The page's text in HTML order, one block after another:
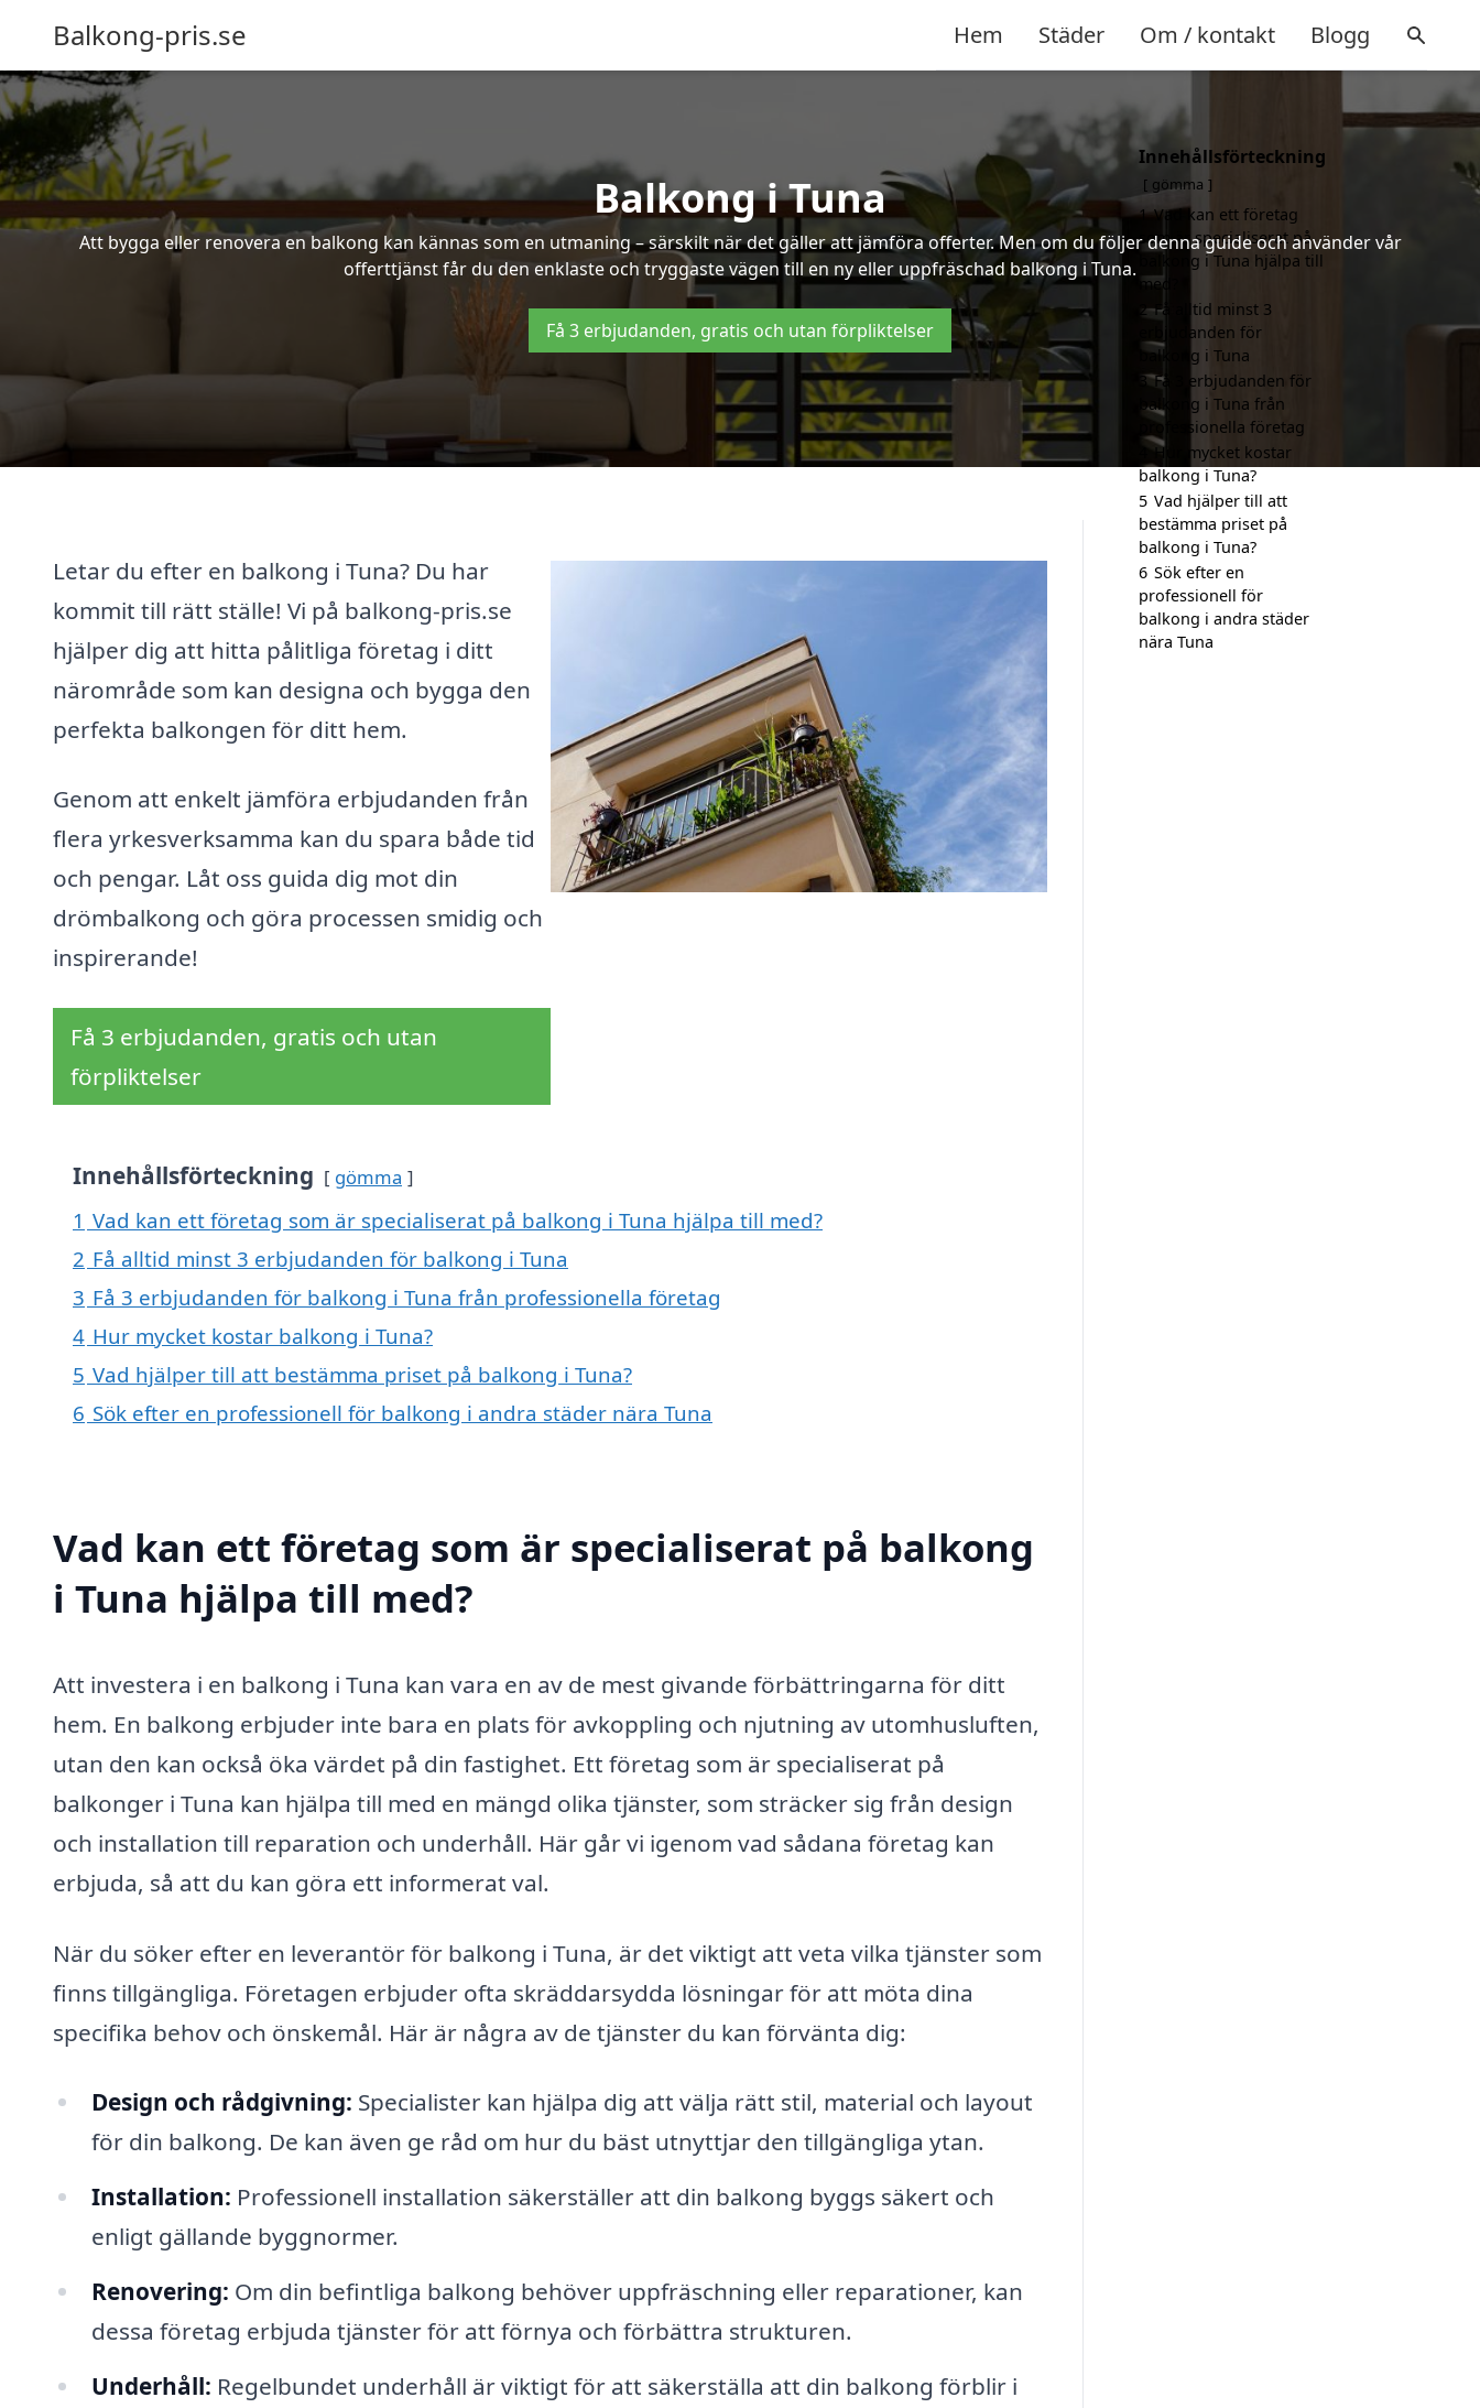
Balkong-pris.se Hem Städer Om / kontakt Blogg
Balkong i Tuna
Att bygga eller renovera en balkong kan kännas som en utmaning – särskilt när det gäller att jämföra offerter. Men om du följer denna guide och använder vår
offerttjänst får du den enklaste och tryggaste vägen till en ny eller uppfräschad balkong i Tuna.
Få 3 erbjudanden, gratis och utan förpliktelser
Letar du efter en balkong i Tuna? Du har
kommit till rätt ställe! Vi på balkong-pris.se
hjälper dig att hitta pålitliga företag i ditt
närområde som kan designa och bygga den
perfekta balkongen för ditt hem.
Genom att enkelt jämföra erbjudanden från
flera yrkesverksamma kan du spara både tid
och pengar. Låt oss guida dig mot din
drömbalkong och göra processen smidig och
inspirerande!
Få 3 erbjudanden, gratis och utan
förpliktelser
Innehållsförteckning gömma
1 Vad kan ett företag som är specialiserat på balkong i Tuna hjälpa till med?
2 Få alltid minst 3 erbjudanden för balkong i Tuna
3 Få 3 erbjudanden för balkong i Tuna från professionella företag
4 Hur mycket kostar balkong i Tuna?
5 Vad hjälper till att bestämma priset på balkong i Tuna?
6 Sök efter en professionell för balkong i andra städer nära Tuna
Vad kan ett företag som är specialiserat på balkong
i Tuna hjälpa till med?
Att investera i en balkong i Tuna kan vara en av de mest givande förbättringarna för ditt
hem. En balkong erbjuder inte bara en plats för avkoppling och njutning av utomhusluften,
utan den kan också öka värdet på din fastighet. Ett företag som är specialiserat på
balkonger i Tuna kan hjälpa till med en mängd olika tjänster, som sträcker sig från design
och installation till reparation och underhåll. Här går vi igenom vad sådana företag kan
erbjuda, så att du kan göra ett informerat val.
När du söker efter en leverantör för balkong i Tuna, är det viktigt att veta vilka tjänster som
finns tillgängliga. Företagen erbjuder ofta skräddarsydda lösningar för att möta dina
specifika behov och önskemål. Här är några av de tjänster du kan förvänta dig:
Design och rådgivning: Specialister kan hjälpa dig att välja rätt stil, material och layout
för din balkong. De kan även ge råd om hur du bäst utnyttjar den tillgängliga ytan.
Installation: Professionell installation säkerställer att din balkong byggs säkert och
enligt gällande byggnormer.
Renovering: Om din befintliga balkong behöver uppfräschning eller reparationer, kan
dessa företag erbjuda tjänster för att förnya och förbättra strukturen.
Underhåll: Regelbundet underhåll är viktigt för att säkerställa att din balkong förblir i
Innehållsförteckning
gömma
1 Vad kan ett företag
som är specialiserat på
balkong i Tuna hjälpa till
med?
2 Få alltid minst 3
erbjudanden för
balkong i Tuna
3 Få 3 erbjudanden för
balkong i Tuna från
professionella företag
Hur mycket kostar
balkong i Tuna?
5 Vad hjälper till att
bestämma priset på
balkong i Tuna?
6 Sök efter en
professionell för
balkong i andra städer
nära Tuna